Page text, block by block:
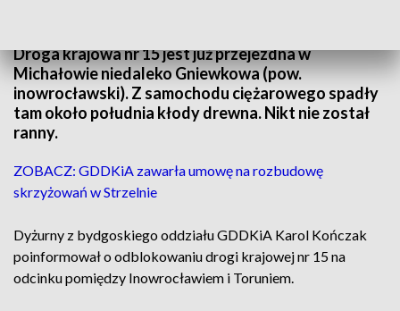
Droga krajowa nr 15 jest już przejezdna w
Michałowie niedaleko Gniewkowa (pow.
inowrocławski). Z samochodu ciężarowego spadły
tam około południa kłody drewna. Nikt nie został
ranny.
ZOBACZ: GDDKiA zawarła umowę na rozbudowę
skrzyżowań w Strzelnie
Dyżurny z bydgoskiego oddziału GDDKiA Karol Kończak
poinformował o odblokowaniu drogi krajowej nr 15 na
odcinku pomiędzy Inowrocławiem i Toruniem.